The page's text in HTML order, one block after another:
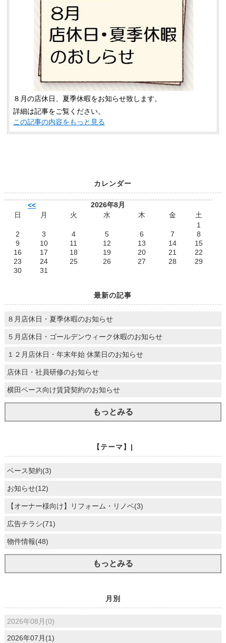
８月の店休日、夏季休暇をお知らせ致します。
詳細は記事をご覧ください。
この記事の内容をもっと見る
カレンダー
<<
2026年8月
日
月 火 水 木 金
土
1
2
3 4 5 6 7
8
9
10 11 12 13 14
15
16
17 18 19 20 21
22
23
24 25 26 27 28
29
30
31
最新の記事
８月店休日・夏季休暇のお知らせ
５月店休日・ゴールデンウィーク休暇のお知らせ
１２月店休日・年末年始 休業日のお知らせ
店休日・社員研修のお知らせ
横田ベース向け賃貸契約のお知らせ
もっとみる
【テーマ】|
ベース契約(3)
お知らせ(12)
【オーナー様向け】リフォーム・リノベ(3)
広告チラシ(71)
物件情報(48)
もっとみる
月別
2026年08月(0)
2026年07月(1)